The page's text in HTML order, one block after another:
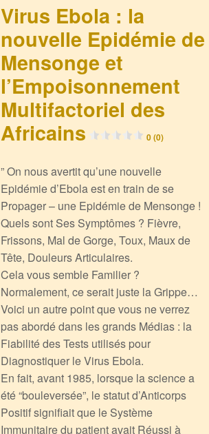
Virus Ebola : la
nouvelle Epidémie de
Mensonge et
l’Empoisonnement
Multifactoriel des
Africains
0 (0)
” On nous avertit qu’une nouvelle
Epidémie d’Ebola est en train de se
Propager – une Epidémie de Mensonge !
Quels sont Ses Symptômes ? Fièvre,
Frissons, Mal de Gorge, Toux, Maux de
Tête, Douleurs Articulaires.
Cela vous semble Familier ?
Normalement, ce serait juste la Grippe…
Voici un autre point que vous ne verrez
pas abordé dans les grands Médias : la
Fiabilité des Tests utilisés pour
Diagnostiquer le Virus Ebola.
En fait, avant 1985, lorsque la science a
été “bouleversée”, le statut d’Anticorps
Positif signifiait que le Système
Immunitaire du patient avait Réussi à